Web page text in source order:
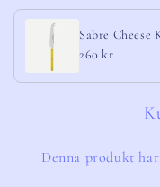
Sabre Cheese
260 kr
Denna produkt